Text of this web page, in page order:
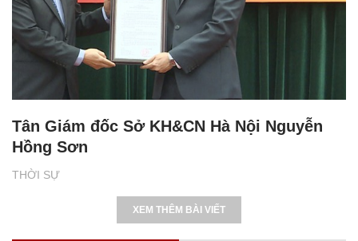
THỜI SỰ
Tân Giám đốc Sở KH&CN Hà Nội Nguyễn
Hồng Sơn
XEM THÊM BÀI VIẾT